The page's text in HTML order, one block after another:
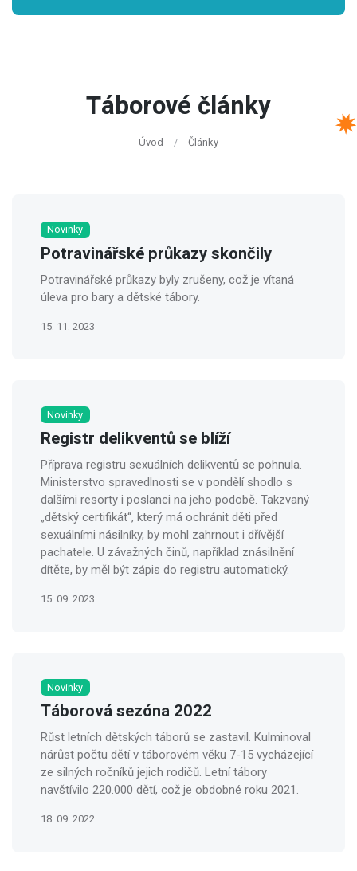
Táborové články
Úvod Články
Novinky
Potravinářské průkazy skončily
Potravinářské průkazy byly zrušeny, což je vítaná
úleva pro bary a dětské tábory.
15. 11. 2023
Novinky
Registr delikventů se blíží
Příprava registru sexuálních delikventů se pohnula.
Ministerstvo spravedlnosti se v pondělí shodlo s
dalšími resorty i poslanci na jeho podobě. Takzvaný
„dětský certifikát“, který má ochránit děti před
sexuálními násilníky, by mohl zahrnout i dřívější
pachatele. U závažných činů, například znásilnění
dítěte, by měl být zápis do registru automatický.
15. 09. 2023
Novinky
Táborová sezóna 2022
Růst letních dětských táborů se zastavil. Kulminoval
nárůst počtu dětí v táborovém věku 7-15 vycházející
ze silných ročníků jejich rodičů. Letní tábory
navštívilo 220.000 dětí, což je obdobné roku 2021.
18. 09. 2022